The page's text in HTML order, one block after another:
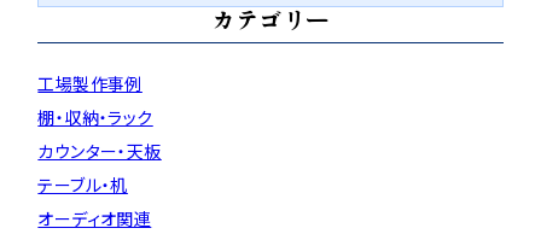
カテゴリー
工場製作事例
棚・収納・ラック
カウンター・天板
テーブル・机
オーディオ関連